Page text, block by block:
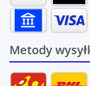
Metody